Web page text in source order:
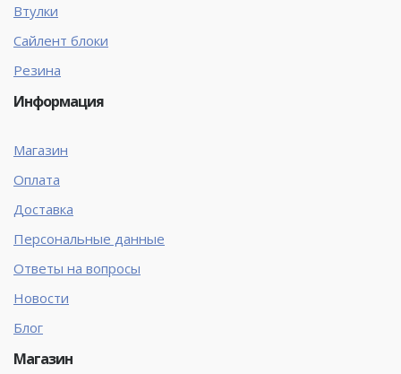
Втулки
Сайлент блоки
Резина
Информация
Магазин
Оплата
Доставка
Персональные данные
Ответы на вопросы
Новости
Блог
Магазин